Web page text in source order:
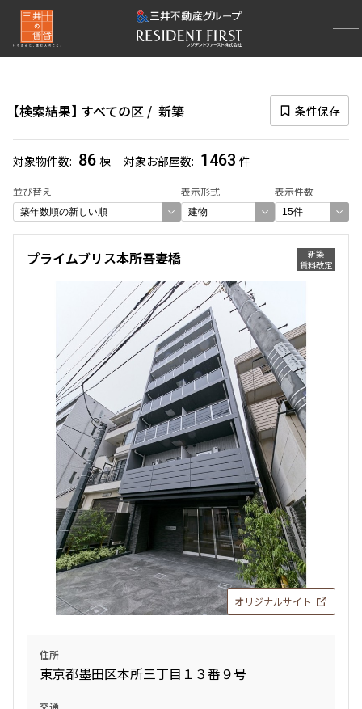
検索結果 すべての区 新築 条件保存
対象物件数 86 棟 対象お部屋数 1463 件
並び替え 表示形式 表示件数
再検索ナビゲーション
選択中の区
すべての区
(4389)
選び方を変更する
検索対象お部屋数
1463件
お部屋を再検索
検索結果の絞り込み
〜
管理費/共益費含む
礼金なし
敷金なし
礼金１ヶ月以下
フリーレント付き
間取り
1R〜1K
1DK〜1LDK
2LDK
新築
賃料改定
プライムブリス本所吾妻橋
オリジナルサイト
住所
東京都墨田区本所三丁目１３番９号